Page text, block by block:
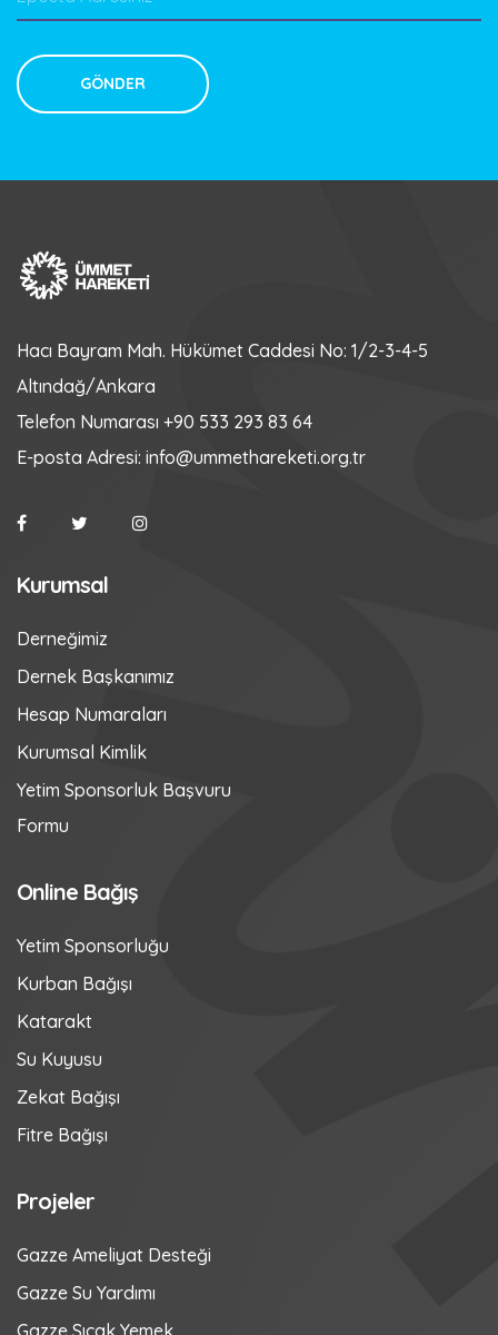
Hacı Bayram Mah. Hükümet Caddesi No: 1/2-3-4-5
Altındağ/Ankara
Telefon Numarası +90 533 293 83 64
E-posta Adresi: info@ummethareketi.org.tr
Kurumsal
Derneğimiz
Dernek Başkanımız
Hesap Numaraları
Kurumsal Kimlik
Yetim Sponsorluk Başvuru
Formu
Online Bağış
Yetim Sponsorluğu
Kurban Bağışı
Katarakt
Su Kuyusu
Zekat Bağışı
Fitre Bağışı
Projeler
Gazze Ameliyat Desteği
Gazze Su Yardımı